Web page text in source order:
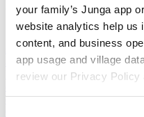
your family’s Junga app
website analytics help us
content, and business
app usage and village
review our Privacy Policy
Comparar
Junga contra Greenlight
supervisada con herramientas
administrar su presupuesto,
EarlyAcorns Early ayuda a los
domésticas y carteras de